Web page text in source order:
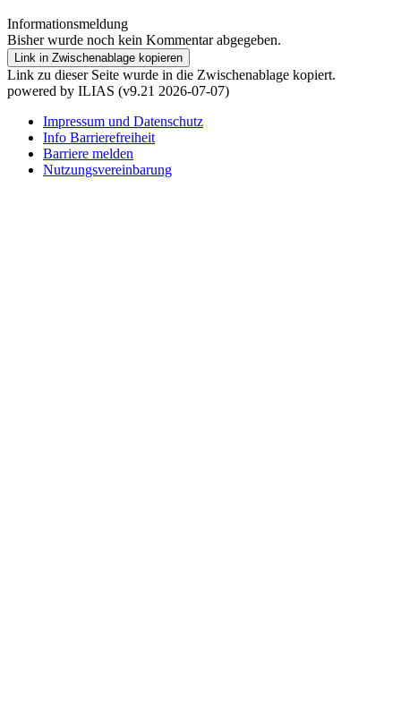
Informationsmeldung
Bisher wurde noch kein Kommentar abgegeben.
Link in Zwischenablage kopieren
Link zu dieser Seite wurde in die Zwischenablage kopiert.
powered by ILIAS (v9.21 2026-07-07)
Impressum und Datenschutz
Info Barrierefreiheit
Barriere melden
Nutzungsvereinbarung